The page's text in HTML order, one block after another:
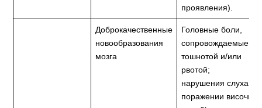
проявления).
Доброкачественные
новообразования
мозга
Головные боли,
сопровождаемые
тошнотой и/или
рвотой;
нарушения слуха
поражении